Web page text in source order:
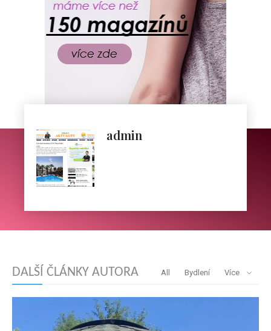
admin
DALŠÍ ČLÁNKY AUTORA All Bydlení Více